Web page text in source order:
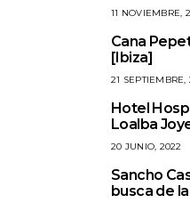
11 NOVIEMBRE,
Cana
[Ibiza]
21 SEPTIEMBRE,
Hotel
Loalba
20 JUNIO, 2022
Sancho
busca de